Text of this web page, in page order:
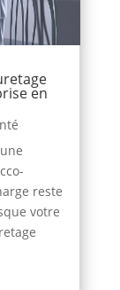
en
reste
votre